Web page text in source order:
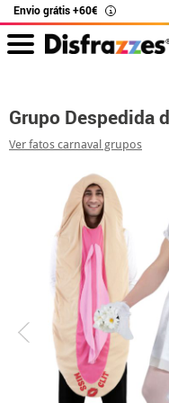
Envio grátis +60€ i
Grupo Despedida
Ver fatos carnaval grupos